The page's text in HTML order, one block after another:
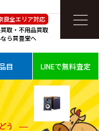
良全エリア対応
取・不用品買取
ら買豊堂へ
目 LINEで無料査定
う